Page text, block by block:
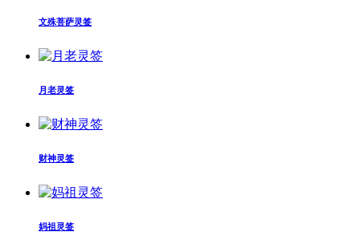
文殊菩萨灵签
月老灵签
财神灵签
妈祖灵签